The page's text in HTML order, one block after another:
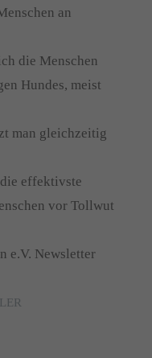
an
die Menschen
Hundes, meist
man gleichzeitig
effektivste
vor Tollwut
e.V. Newsletter